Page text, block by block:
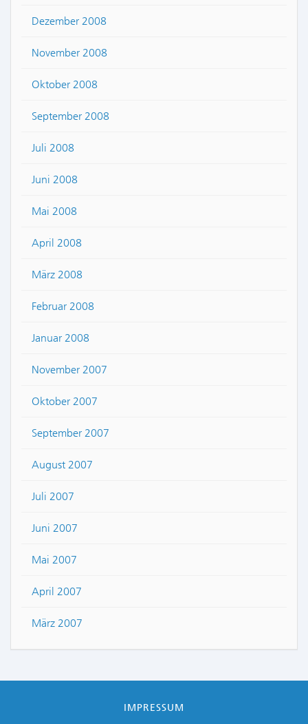
Dezember 2008
November 2008
Oktober 2008
September 2008
Juli 2008
Juni 2008
Mai 2008
April 2008
März 2008
Februar 2008
Januar 2008
November 2007
Oktober 2007
September 2007
August 2007
Juli 2007
Juni 2007
Mai 2007
April 2007
März 2007
IMPRESSUM